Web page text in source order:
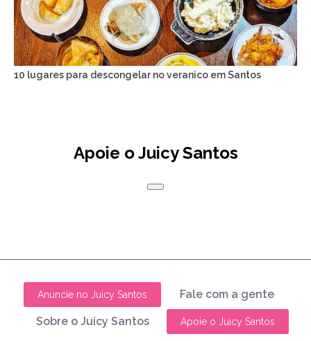
10 lugares para descongelar no veranico em Santos
Apoie o Juicy Santos
Anuncie no Juicy Santos Fale com a gente
Sobre o Juicy Santos Apoie o Juicy Santos